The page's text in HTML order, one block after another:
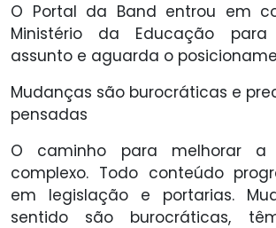
O Portal da Band entrou em
Ministério da Educação
assunto e aguarda o
Mudanças são burocráticas e
pensadas
O caminho para melhorar a
complexo. Todo conteúdo
em legislação e portarias.
sentido são burocráticas,